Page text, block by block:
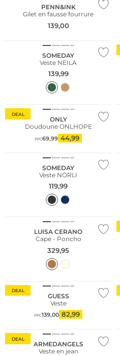
PENN&INK
Gilet en fausse fourrure
139,00
SOMEDAY
Veste NEILA
139,99
DEAL
ONLY
Doudoune ONLHOPE
PPC69,99 44,99
SOMEDAY
Veste NORLI
119,99
LUISA CERANO
Cape - Poncho
329,95
DEAL
GUESS
Veste
PPC139,00 82,99
DEAL
ARMEDANGELS
Veste en jean